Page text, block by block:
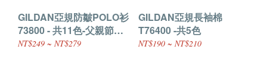
GILDAN亞規防皺POLO衫
73800 - 共11色-父親節活
動商品
NT$249 ~ NT$279
GILDAN亞規長袖棉
T76400 -共5色
NT$190 ~ NT$210